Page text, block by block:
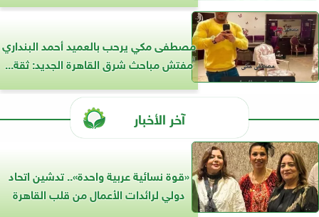
مصطفى مكي يرحب بالعميد أحمد البنداري
مفتش مباحث شرق القاهرة الجديد: ثقة...
آخر الأخبار
«قوة نسائية عربية واحدة».. تدشين اتحاد
دولي لرائدات الأعمال من قلب القاهرة